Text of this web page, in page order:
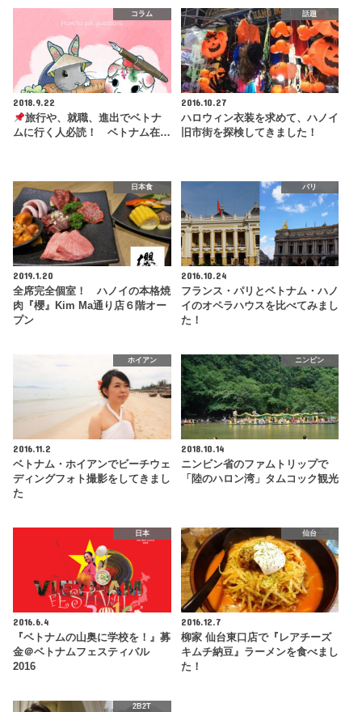
コラム
2018.9.22
旅行や、就職、進出でベトナ
ムに行く人必読！ ベトナム在…
話題
2016.10.27
ハロウィン衣装を求めて、ハノイ
旧市街を探検してきました！
日本食
2019.1.20
全席完全個室！ ハノイの本格焼
肉『櫻』Kim Ma通り店６階オー
プン
パリ
2016.10.24
フランス・パリとベトナム・ハノ
イのオペラハウスを比べてみまし
た！
ホイアン
2016.11.2
ベトナム・ホイアンでビーチウェ
ディングフォト撮影をしてきまし
た
ニンビン
2018.10.14
ニンビン省のファムトリップで
「陸のハロン湾」タムコック観光
日本
2016.6.4
『ベトナムの山奥に学校を！』募
金＠ベトナムフェスティバル
2016
仙台
2016.12.7
柳家 仙台東口店で『レアチーズ
キムチ納豆』ラーメンを食べまし
た！
2B2T